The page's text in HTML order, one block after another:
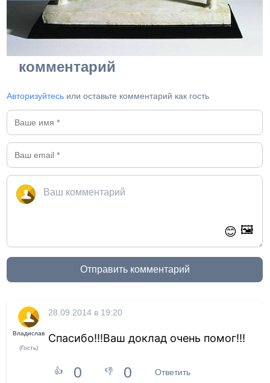
комментарий
Авторизуйтесь или оставьте комментарий как гость
😊 🖼️
Отправить комментарий
Владислав
(Гость)
28.09.2014 в 19:20
Спасибо!!!Ваш доклад очень помог!!!
👍 0 👎 0 Ответить